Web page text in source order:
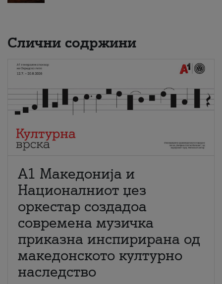
Слични содржини
А1 Македонија и
Националниот џез
оркестар создадоа
современа музичка
приказна инспирирана од
македонското културно
наследство